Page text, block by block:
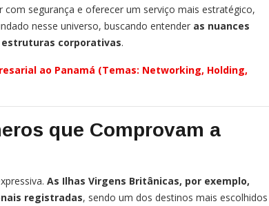
segurança e oferecer um serviço mais estratégico,
nesse universo, buscando entender as nuances
estruturas corporativas.
ao Panamá (Temas: Networking, Holding,
que Comprovam a
As Ilhas Virgens Britânicas, por exemplo,
registradas, sendo um dos destinos mais escolhidos